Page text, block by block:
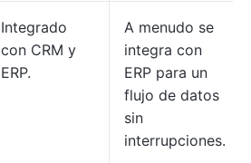
Integrado
con CRM y
ERP.
A menudo se
integra con
ERP para un
flujo de datos
sin
interrupciones.